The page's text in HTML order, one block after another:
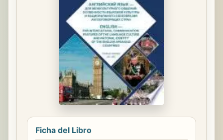
Ficha del Libro